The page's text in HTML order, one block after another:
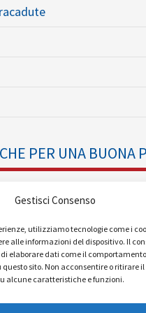
Gestisci Consenso
utilizziamo tecnologie come i
alle informazioni del dispositivo. Il
elaborare dati come il
sito. Non acconsentire o ritirare il
alcune caratteristiche e funzioni.
PER UNA BUONA